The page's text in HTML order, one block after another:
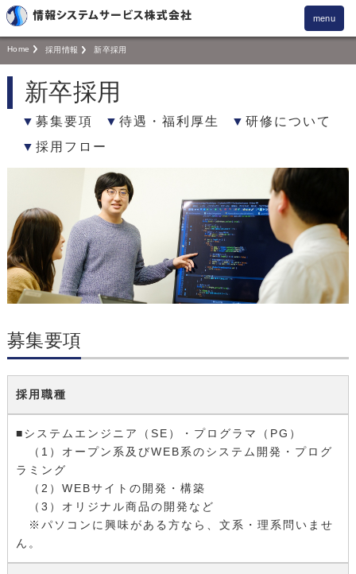
menu
Home 採用情報 新卒採用
新卒採用
募集要項 待遇・福利厚生
研修について
採用フロー
募集要項
採用職種
■システムエンジニア（SE）・プログラマ（PG）
（1）オープン系及びWEB系のシステム開発・プログ
ラミング
（2）WEBサイトの開発・構築
（3）オリジナル商品の開発など
※パソコンに興味がある方なら、文系・理系問いませ
ん。